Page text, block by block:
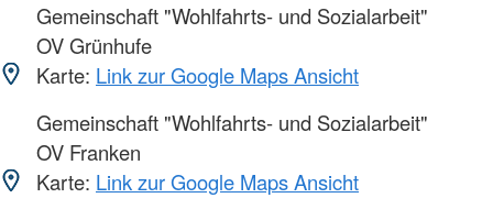
Gemeinschaft "Wohlfahrts- und Sozialarbeit"
OV Grünhufe
Karte: Link zur Google Maps Ansicht
Gemeinschaft "Wohlfahrts- und Sozialarbeit"
OV Franken
Karte: Link zur Google Maps Ansicht